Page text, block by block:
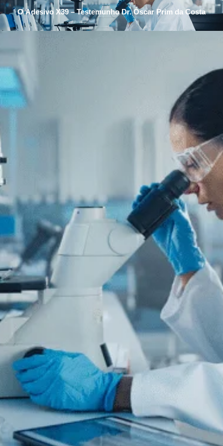
O Adesivo X39 – Testemunho Dr. Óscar Prim da Costa